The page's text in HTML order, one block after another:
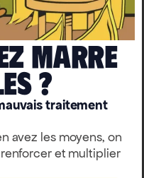
marre
?
traitement
avez les moyens, on
et multiplier